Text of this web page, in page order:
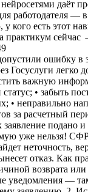
даёт
работодателя —
кого есть этот
практикум
ошибку в
Госуслуги легко
важную
• забыть
• неправильно
за расчетный
заявление подано и
уже нельзя!
неточность,
отказ. Как
возврата или
уведомления —